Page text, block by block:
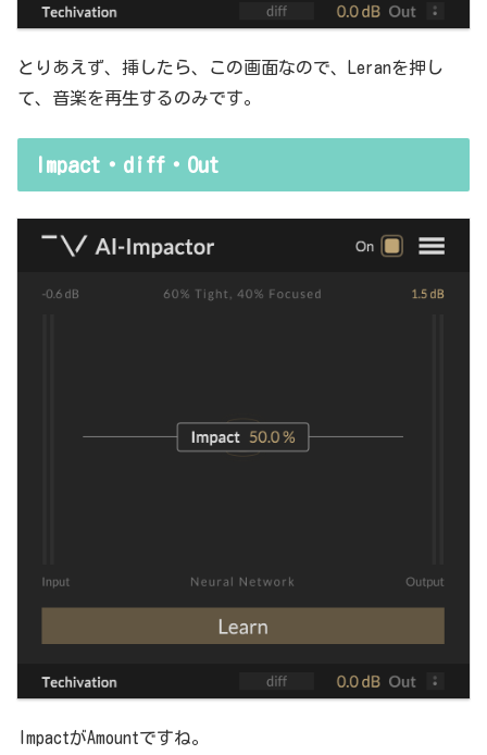
とりあえず、挿したら、この画面なので、Leranを押し
て、音楽を再生するのみです。
Impact・diff・Out
ImpactがAmountですね。